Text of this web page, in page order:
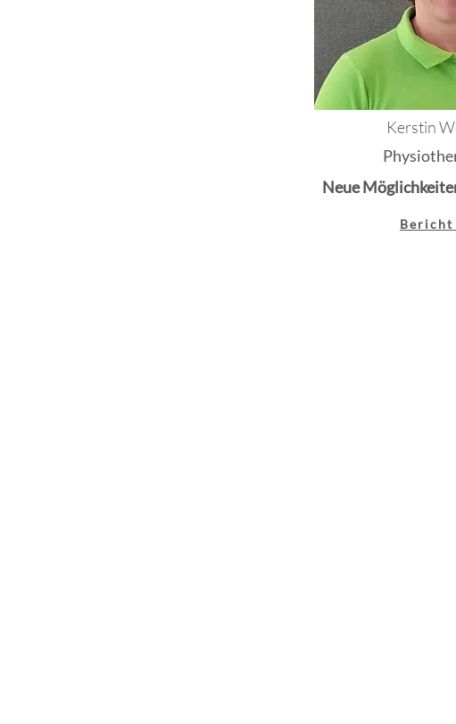
Kerstin
Neue
Bericht